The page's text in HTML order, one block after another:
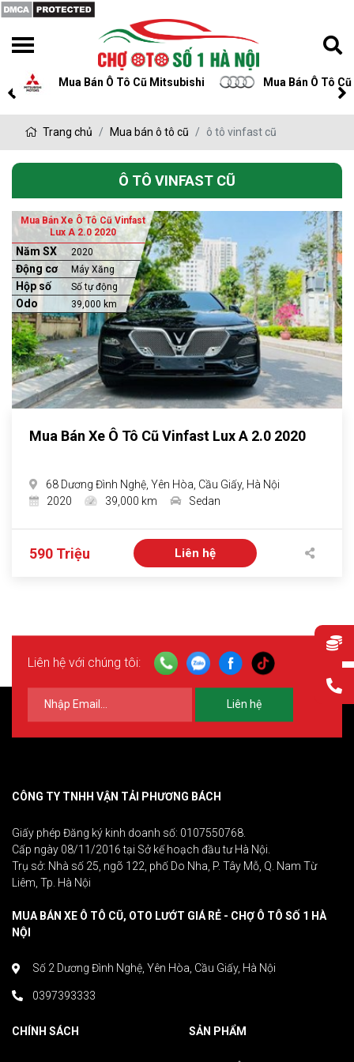
Mua Bán Ô Tô Cũ Mitsubishi Mua Bán Ô Tô
Trang chủ Mua bán ô tô cũ ô tô vinfast cũ
Ô TÔ VINFAST CŨ
Mua Bán Xe Ô Tô Cũ Vinfast
Lux A 2.0 2020
Năm SX 2020
Động cơ Máy Xăng
Hộp số Số tự động
Odo 39,000 km
Mua Bán Xe Ô Tô Cũ Vinfast Lux A 2.0 2020
68 Dương Đình Nghệ, Yên Hòa, Cầu Giấy, Hà Nội
2020
39,000 km Sedan
590 Triệu Liên hệ
Liên hệ với chúng tôi:
Liên hệ
CÔNG TY TNHH VẬN TẢI PHƯƠNG BÁCH
Giấy phép Đăng ký kinh doanh số: 0107550768.
Cấp ngày 08/11/2016 tại Sở kế hoạch đầu tư Hà Nội.
Trụ sở: Nhà số 25, ngõ 122, phố Do Nha, P. Tây Mỗ, Q. Nam Từ
Liêm, Tp. Hà Nội
MUA BÁN XE Ô TÔ CŨ, OTO LƯỚT GIÁ RẺ - CHỢ Ô TÔ SỐ 1 HÀ
NỘI
Số 2 Dương Đình Nghệ, Yên Hòa, Cầu Giấy, Hà Nội
0397393333
CHÍNH SÁCH SẢN PHẨM